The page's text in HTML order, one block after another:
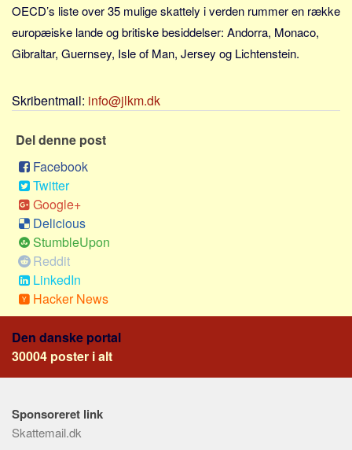
Tyrkiet
Spanien
Frankrig
Norge
Thailand
Italien
Grækenland
USA
Alle
Nøgleord
Bolig
Job
Virksomhed
Investering
Forbrug
Social sikring og sundhed
OECD’s liste over 35 mulige skattely i verden rummer en række
europæiske lande og britiske besiddelser: Andorra, Monaco,
Gibraltar, Guernsey, Isle of Man, Jersey og Lichtenstein.
Skribentmail: info@jlkm.dk
Del denne post
Facebook
Twitter
Google+
Delicious
StumbleUpon
Reddit
LinkedIn
Hacker News
Den danske portal
30004 poster i alt
Sponsoreret link
Skattemail.dk